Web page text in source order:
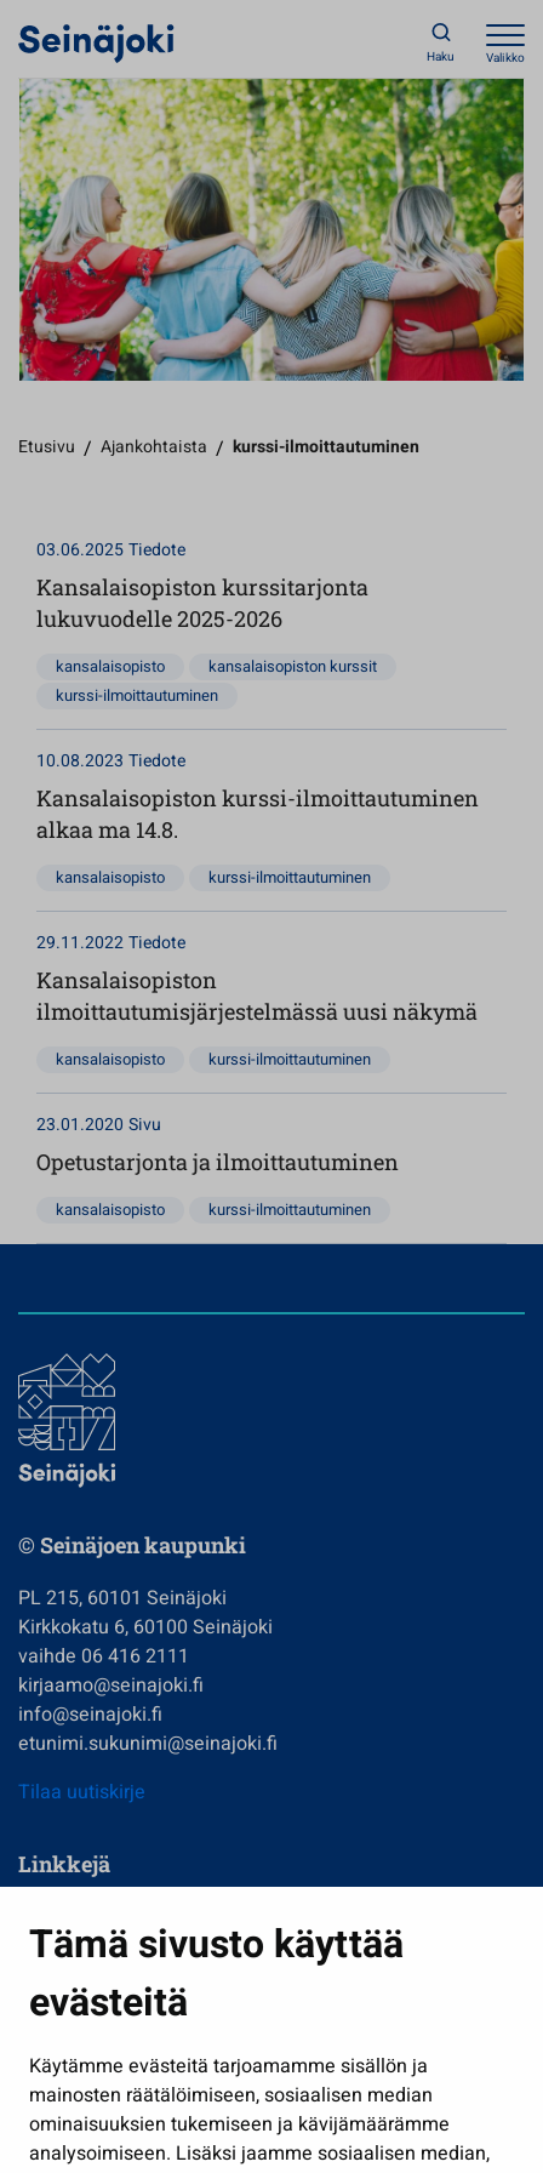
Tämä sivusto käyttää
evästeitä
Käytämme evästeitä tarjoamamme sisällön ja
mainosten räätälöimiseen, sosiaalisen median
ominaisuuksien tukemiseen ja kävijämäärämme
analysoimiseen. Lisäksi jaamme sosiaalisen median,
Haku Valikko
Etusivu / Ajankohtaista / kurssi-ilmoittautuminen
03.06.2025Tiedote
Kansalaisopiston kurssitarjonta
lukuvuodelle 2025-2026
kansalaisopisto
kansalaisopiston kurssit
kurssi-ilmoittautuminen
10.08.2023 Tiedote
Kansalaisopiston kurssi-ilmoittautuminen
alkaa ma 14.8.
kansalaisopisto kurssi-ilmoittautuminen
29.11.2022Tiedote
Kansalaisopiston
ilmoittautumisjärjestelmässä uusi näkymä
kansalaisopisto kurssi-ilmoittautuminen
23.01.2020 Sivu
Opetustarjonta ja ilmoittautuminen
kansalaisopisto kurssi-ilmoittautuminen
© Seinäjoen kaupunki
PL 215, 60101 Seinäjoki
Kirkkokatu 6, 60100 Seinäjoki
vaihde 06 416 2111
kirjaamo@seinajoki.fi
info@seinajoki.fi
etunimi.sukunimi@seinajoki.fi
Tilaa uutiskirje
Linkkejä
Kasvatus ja opetus
Kulttuuri ja liikunta
Työ ja yrittäminen
Osallistu ja asioi
Näytä omat evästeasetukseni